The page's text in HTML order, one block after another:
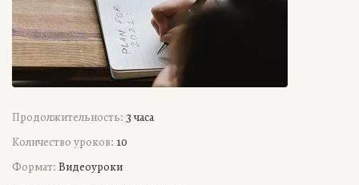
Продолжительность: 3 часа
Количество уроков: 10
Формат: Видеоуроки